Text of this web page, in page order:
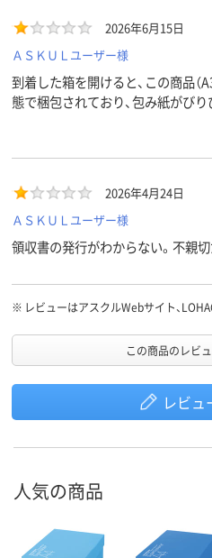
2026年6月15日
ＡＳＫＵＬユーザー様
到着した箱を開けると、この商品（
態で梱包されており、包み紙がび
一番下に納めていただいていれば
2026年4月24日
ＡＳＫＵＬユーザー様
領収書の発行がわからない。不親切
※ レビューはアスクルWebサイト、
この商品のレビ
レビュ
人気の商品